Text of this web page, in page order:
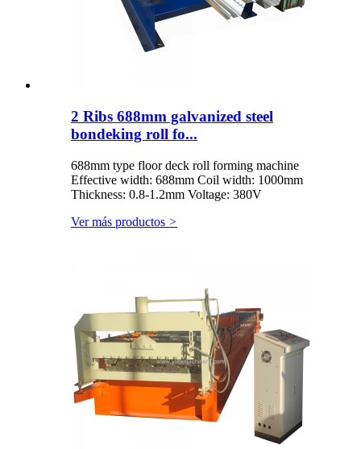
2 Ribs 688mm galvanized steel
bondeking roll fo...
688mm type floor deck roll forming machine
Effective width: 688mm Coil width: 1000mm
Thickness: 0.8-1.2mm Voltage: 380V
Ver más productos >